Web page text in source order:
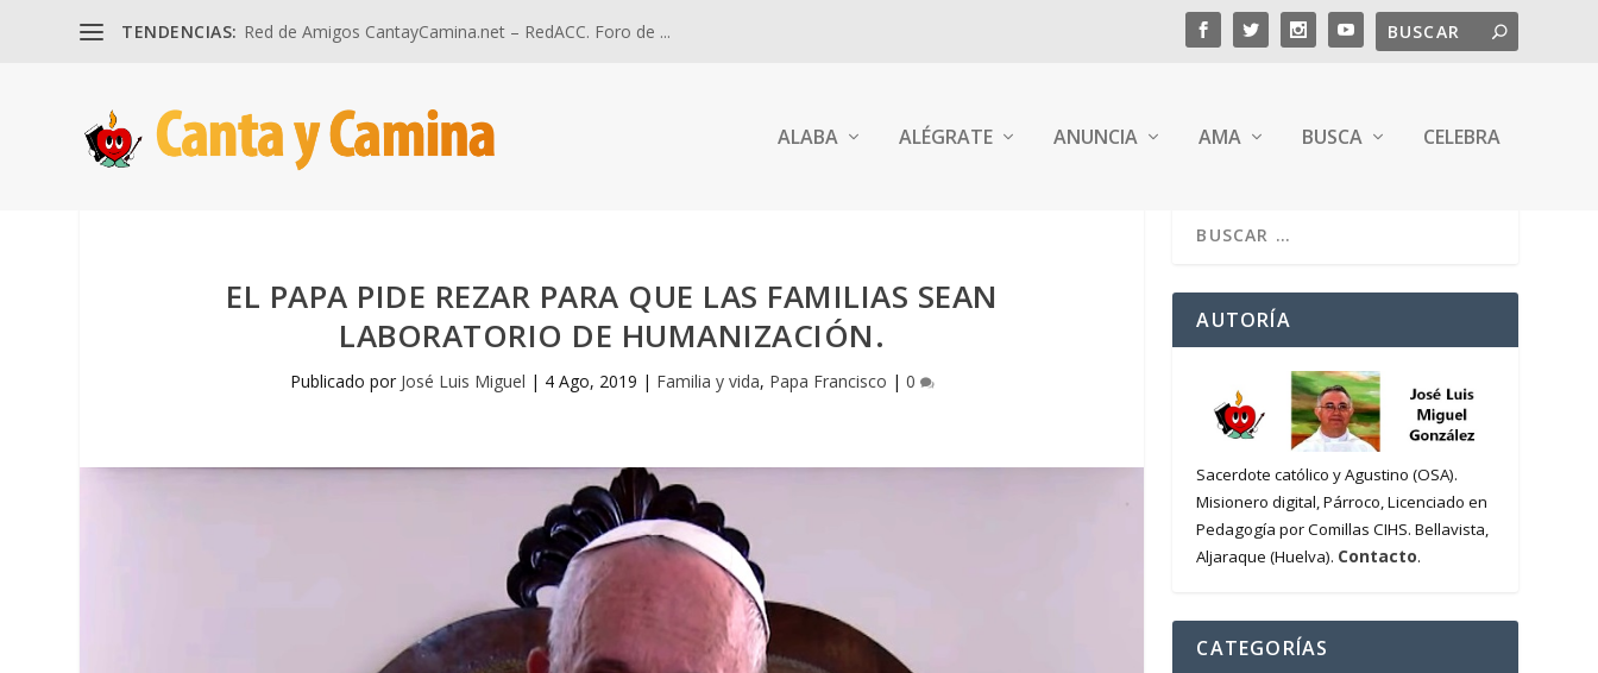
TENDENCIAS: Red de Amigos CantayCamina.net – RedACC. Foro de ...
ALABA ALÉGRATE ANUNCIA AMA BUSCA CELEBRA
EL PAPA PIDE REZAR PARA QUE LAS FAMILIAS SEAN
LABORATORIO DE HUMANIZACIÓN.
Publicado por José Luis Miguel | 4 Ago, 2019 | Familia y vida, Papa Francisco | 0
AUTORÍA
Sacerdote católico y Agustino (OSA).
Misionero digital, Párroco, Licenciado en
Pedagogía por Comillas CIHS. Bellavista,
Aljaraque (Huelva). Contacto.
CATEGORÍAS